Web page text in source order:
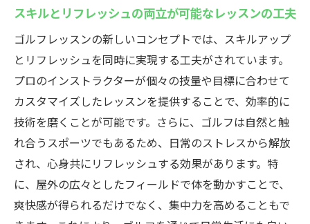
独自のプレースタイルを育むためのアプロ
フィードバックを活用した改善策の導入
個別指導で技術が飛躍的に向上する理由
楽しさと上達の両立が叶うゴルフレッスンの魅
力
楽しみながら成長するためのレッスンプラ
ン
ゴルフレッスンで感じる達成感と喜び
楽しく続けられる練習方法の工夫
スキルとリフレッシュの両立が可能なレッスンの工夫
ゴルフレッスンの新しいコンセプトでは、スキルアップ
とリフレッシュを同時に実現する工夫がされています。
プロのインストラクターが個々の技量や目標に合わせて
カスタマイズしたレッスンを提供することで、効率的に
技術を磨くことが可能です。さらに、ゴルフは自然と触
れ合うスポーツでもあるため、日常のストレスから解放
され、心身共にリフレッシュする効果があります。特
に、屋外の広々としたフィールドで体を動かすことで、
爽快感が得られるだけでなく、集中力を高めることもで